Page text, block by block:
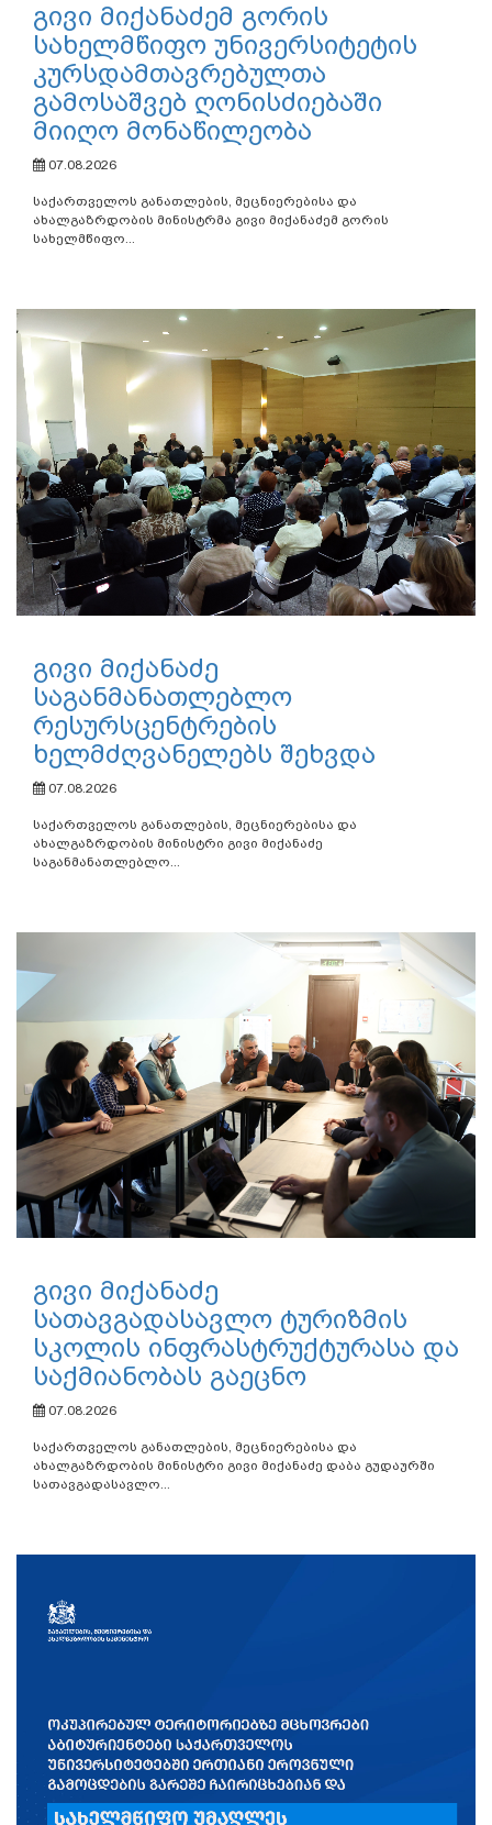
გივი მიქანაძემ გორის
სახელმწიფო უნივერსიტეტის
კურსდამთავრებულთა
გამოსაშვებ ღონისძიებაში
მიიღო მონაწილეობა
07.08.2026
საქართველოს განათლების, მეცნიერებისა და
ახალგაზრდობის მინისტრმა გივი მიქანაძემ გორის
სახელმწიფო...
გივი მიქანაძე
საგანმანათლებლო
რესურსცენტრების
ხელმძღვანელებს შეხვდა
07.08.2026
საქართველოს განათლების, მეცნიერებისა და
ახალგაზრდობის მინისტრი გივი მიქანაძე
საგანმანათლებლო...
გივი მიქანაძე
სათავგადასავლო ტურიზმის
სკოლის ინფრასტრუქტურასა და
საქმიანობას გაეცნო
07.08.2026
საქართველოს განათლების, მეცნიერებისა და
ახალგაზრდობის მინისტრი გივი მიქანაძე დაბა გუდაურში
სათავგადასავლო...